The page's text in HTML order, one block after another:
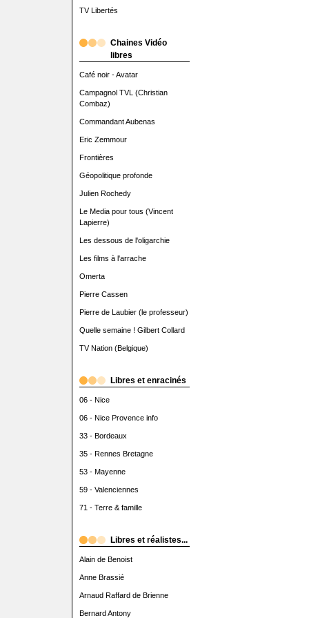
TV Libertés
Chaines Vidéo
libres
Café noir - Avatar
Campagnol TVL (Christian
Combaz)
Commandant Aubenas
Eric Zemmour
Frontières
Géopolitique profonde
Julien Rochedy
Le Media pour tous (Vincent
Lapierre)
Les dessous de l'oligarchie
Les films à l'arrache
Omerta
Pierre Cassen
Pierre de Laubier (le professeur)
Quelle semaine ! Gilbert Collard
TV Nation (Belgique)
Libres et enracinés
06 - Nice
06 - Nice Provence info
33 - Bordeaux
35 - Rennes Bretagne
53 - Mayenne
59 - Valenciennes
71 - Terre & famille
Libres et réalistes...
Alain de Benoist
Anne Brassié
Arnaud Raffard de Brienne
Bernard Antony